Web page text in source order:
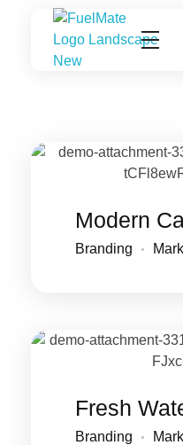
Modern
Branding
Fresh
Branding